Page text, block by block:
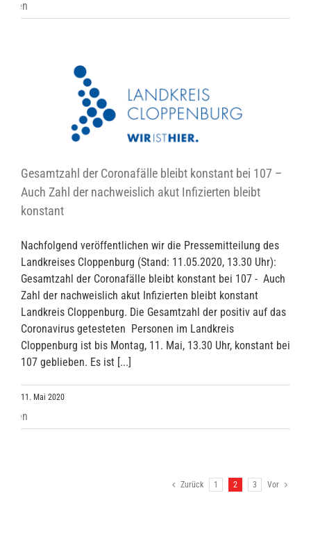
Gesamtzahl der Coronafälle bleibt konstant bei 107 –
Auch Zahl der nachweislich akut Infizierten bleibt
konstant
Nachfolgend veröffentlichen wir die Pressemitteilung des
Landkreises Cloppenburg (Stand: 11.05.2020, 13.30 Uhr):
Gesamtzahl der Coronafälle bleibt konstant bei 107 - Auch
Zahl der nachweislich akut Infizierten bleibt konstant
Landkreis Cloppenburg. Die Gesamtzahl der positiv auf das
Coronavirus getesteten Personen im Landkreis
Cloppenburg ist bis Montag, 11. Mai, 13.30 Uhr, konstant bei
107 geblieben. Es ist [...]
11. Mai 2020
Zurück 1 2 3 Vor